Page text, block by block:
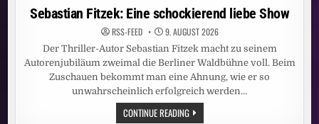
in
Sebastian Fitzek: Eine schockierend liebe Show
RSS-FEED 9. AUGUST 2026
Der Thriller-Autor Sebastian Fitzek macht zu seinem
Autorenjubiläum zweimal die Berliner Waldbühne voll. Beim
Zuschauen bekommt man eine Ahnung, wie er so
unwahrscheinlich erfolgreich werden…
CONTINUE READINGSEBASTIAN